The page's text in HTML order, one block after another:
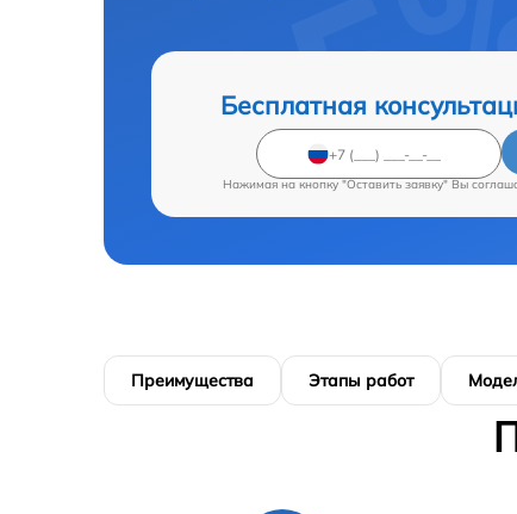
Бесплатная
Нажимая на кнопку "Оставить заявку" Вы
Преимущества Этапы работ